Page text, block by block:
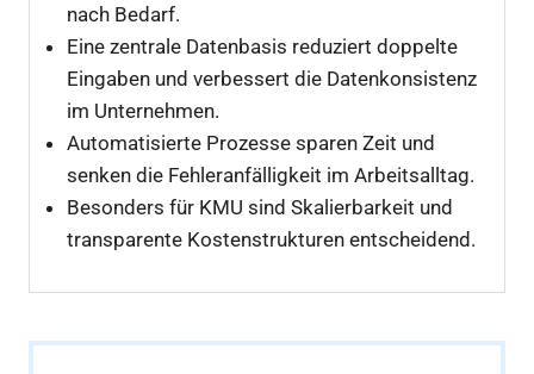
nach Bedarf.
Eine zentrale Datenbasis reduziert doppelte
Eingaben und verbessert die Datenkonsistenz
im Unternehmen.
Automatisierte Prozesse sparen Zeit und
senken die Fehleranfälligkeit im Arbeitsalltag.
Besonders für KMU sind Skalierbarkeit und
transparente Kostenstrukturen entscheidend.